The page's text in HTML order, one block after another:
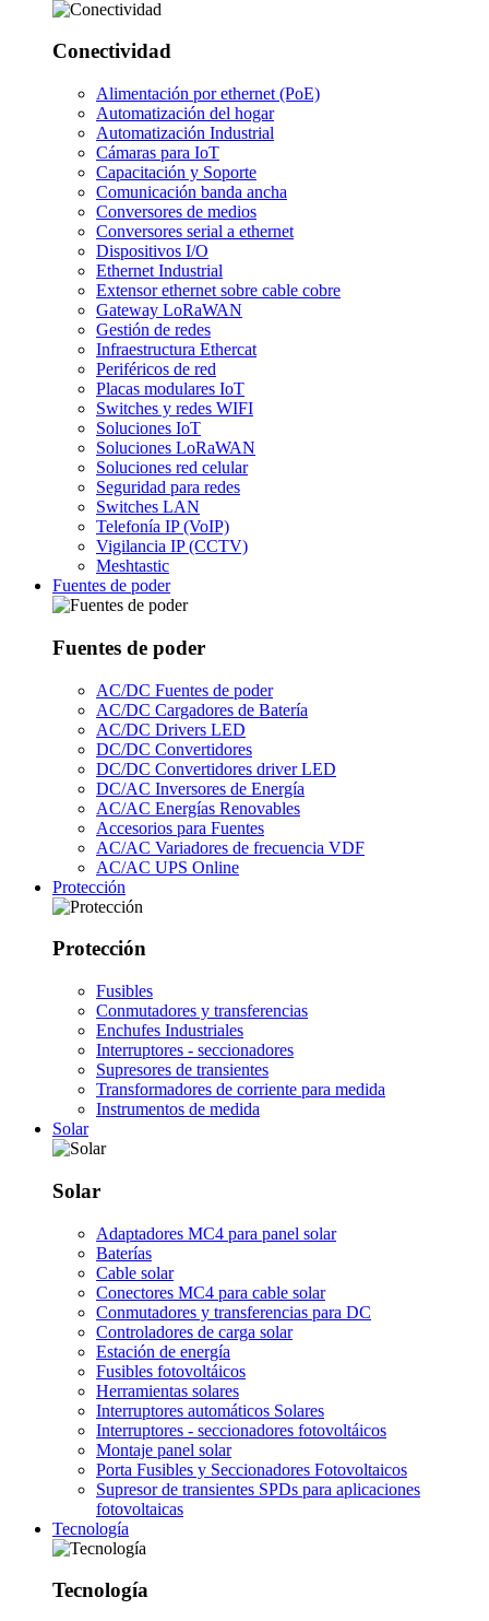
Conectividad
Alimentación por ethernet (PoE)
Automatización del hogar
Automatización Industrial
Cámaras para IoT
Capacitación y Soporte
Comunicación banda ancha
Conversores de medios
Conversores serial a ethernet
Dispositivos I/O
Ethernet Industrial
Extensor ethernet sobre cable cobre
Gateway LoRaWAN
Gestión de redes
Infraestructura Ethercat
Periféricos de red
Placas modulares IoT
Switches y redes WIFI
Soluciones IoT
Soluciones LoRaWAN
Soluciones red celular
Seguridad para redes
Switches LAN
Telefonía IP (VoIP)
Vigilancia IP (CCTV)
Meshtastic
Fuentes de poder
Fuentes de poder
AC/DC Fuentes de poder
AC/DC Cargadores de Batería
AC/DC Drivers LED
DC/DC Convertidores
DC/DC Convertidores driver LED
DC/AC Inversores de Energía
AC/AC Energías Renovables
Accesorios para Fuentes
AC/AC Variadores de frecuencia VDF
AC/AC UPS Online
Protección
Protección
Fusibles
Conmutadores y transferencias
Enchufes Industriales
Interruptores - seccionadores
Supresores de transientes
Transformadores de corriente para medida
Instrumentos de medida
Solar
Solar
Adaptadores MC4 para panel solar
Baterías
Cable solar
Conectores MC4 para cable solar
Conmutadores y transferencias para DC
Controladores de carga solar
Estación de energía
Fusibles fotovoltáicos
Herramientas solares
Interruptores automáticos Solares
Interruptores - seccionadores fotovoltáicos
Montaje panel solar
Porta Fusibles y Seccionadores Fotovoltaicos
Supresor de transientes SPDs para aplicaciones
fotovoltaicas
Tecnología
Tecnología